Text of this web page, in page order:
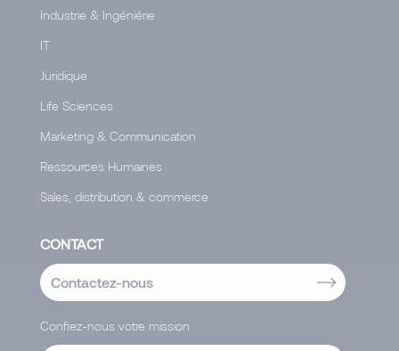
Industrie & Ingéniérie
IT
Juridique
Life Sciences
Marketing & Communication
Ressources Humaines
Sales, distribution & commerce
CONTACT
Contactez-nous
Confiez-nous votre mission